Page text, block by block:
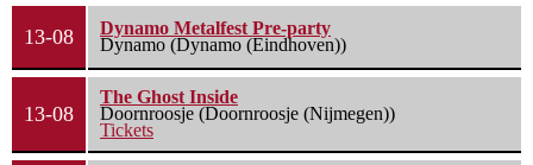
13-08
Dynamo Metalfest Pre-party
Dynamo (Dynamo (Eindhoven))
13-08
The Ghost Inside
Doornroosje (Doornroosje (Nijmegen))
Tickets